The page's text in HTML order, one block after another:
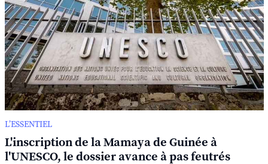
L’ESSENTIEL
L'inscription de la Mamaya de Guinée à
l'UNESCO, le dossier avance à pas feutrés